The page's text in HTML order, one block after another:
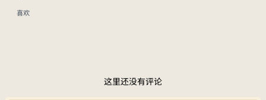
喜欢
这里还没有评论